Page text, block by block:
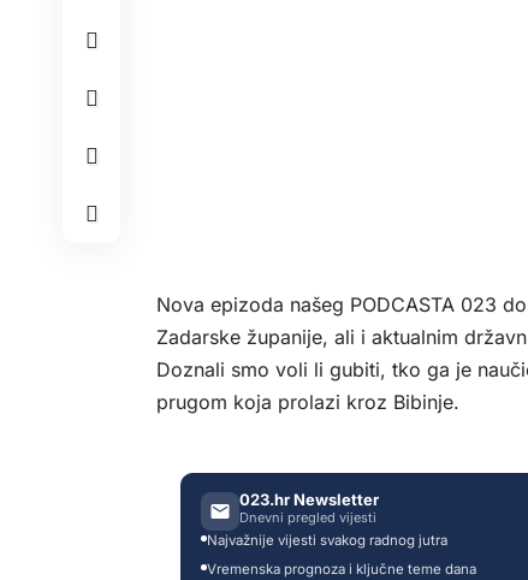
Nova epizoda našeg PODCASTA 023
Zadarske županije, ali i aktualnim
Doznali smo voli li gubiti, tko ga je
prugom koja prolazi kroz Bibinje.
023.hr Newsletter
Dnevni pregled vijesti
Najvažnije vijesti svakog radnog jutra
Vremenska prognoza i ključne teme dana